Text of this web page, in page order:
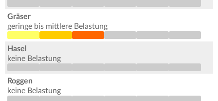
Gräser
geringe bis mittlere Belastung
Hasel
keine Belastung
Roggen
keine Belastung